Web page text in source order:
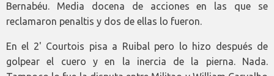
Bernabéu. Media docena de acciones en las que se
reclamaron penaltis y dos de ellas lo fueron.
En el 2' Courtois pisa a Ruibal pero lo hizo después de
golpear el cuero y en la inercia de la pierna. Nada.